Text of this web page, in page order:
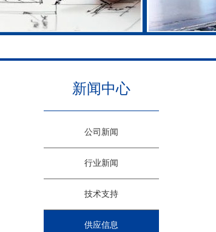
新闻中心
公司新闻
行业新闻
技术支持
供应信息